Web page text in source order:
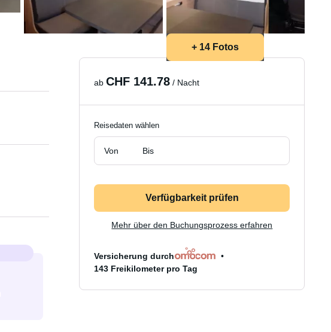
+ 14 Fotos
abCHF 141.78 / Nacht
Reisedaten wählen
Von Bis
Verfügbarkeit prüfen
Mehr über den Buchungsprozess erfahren
Versicherung durch
143 Freikilometer pro Tag